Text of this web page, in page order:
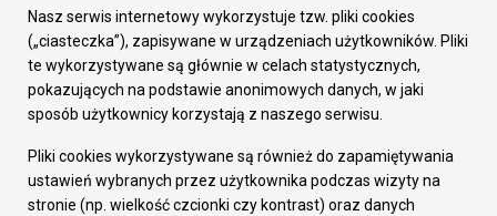
Załatw sprawę
Prezydent Miasta
Rada Miasta
Wydziały
Elektroniczna Skrzynka Podawcza
Gospodarka
Fundusze europejskie
Środki krajowe
Nasz serwis internetowy wykorzystuje tzw. pliki cookies
(„ciasteczka”), zapisywane w urządzeniach użytkowników. Pliki
te wykorzystywane są głównie w celach statystycznych,
pokazujących na podstawie anonimowych danych, w jaki
sposób użytkownicy korzystają z naszego serwisu.
Pliki cookies wykorzystywane są również do zapamiętywania
ustawień wybranych przez użytkownika podczas wizyty na
stronie (np. wielkość czcionki czy kontrast) oraz danych